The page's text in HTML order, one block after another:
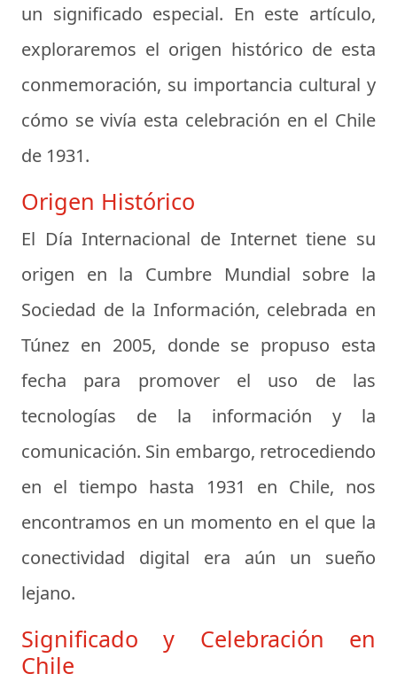
un significado especial. En este artículo,
exploraremos el origen histórico de esta
conmemoración, su importancia cultural y
cómo se vivía esta celebración en el Chile
de 1931.
Origen Histórico
El Día Internacional de Internet tiene su
origen en la Cumbre Mundial sobre la
Sociedad de la Información, celebrada en
Túnez en 2005, donde se propuso esta
fecha para promover el uso de las
tecnologías de la información y la
comunicación. Sin embargo, retrocediendo
en el tiempo hasta 1931 en Chile, nos
encontramos en un momento en el que la
conectividad digital era aún un sueño
lejano.
Significado y Celebración en
Chile